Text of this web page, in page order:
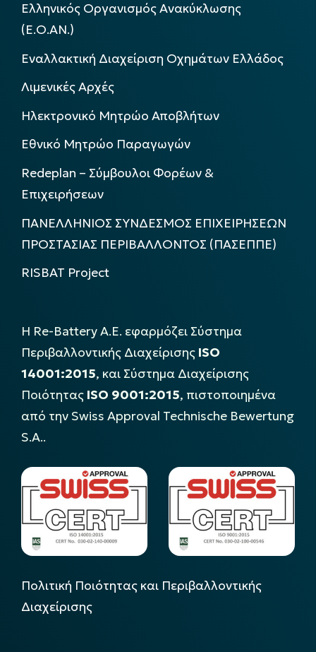
Ελληνικός Οργανισμός Ανακύκλωσης
(Ε.Ο.ΑΝ.)
Εναλλακτική Διαχείριση Οχημάτων Ελλάδος
Λιμενικές Αρχές
Ηλεκτρονικό Μητρώο Αποβλήτων
Εθνικό Μητρώο Παραγωγών
Redeplan – Σύμβουλοι Φορέων &
Επιχειρήσεων
ΠΑΝΕΛΛΗΝΙΟΣ ΣΥΝΔΕΣΜΟΣ ΕΠΙΧΕΙΡΗΣΕΩΝ
ΠΡΟΣΤΑΣΙΑΣ ΠΕΡΙΒΑΛΛΟΝΤΟΣ (ΠΑΣΕΠΠΕ)
RISBAT Project
Η Re-Battery Α.Ε. εφαρμόζει Σύστημα
Περιβαλλοντικής Διαχείρισης ISO
14001:2015, και Σύστημα Διαχείρισης
Ποιότητας ISO 9001:2015, πιστοποιημένα
από την Swiss Approval Technische Bewertung
S.A..
Πολιτική Ποιότητας και Περιβαλλοντικής
Διαχείρισης